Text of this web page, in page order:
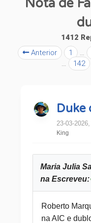
Sobre dubladores
Nota de
1412
Anterior
1 …
…
142
Duke
23-03-
King
Maria Julia
na Escreveu:
Roberto
na AIC e